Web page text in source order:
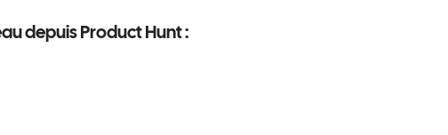
depuis Product Hunt :